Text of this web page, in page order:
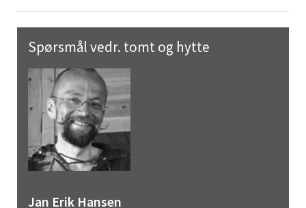
Spørsmål vedr. tomt og hytte
Jan Erik Hansen